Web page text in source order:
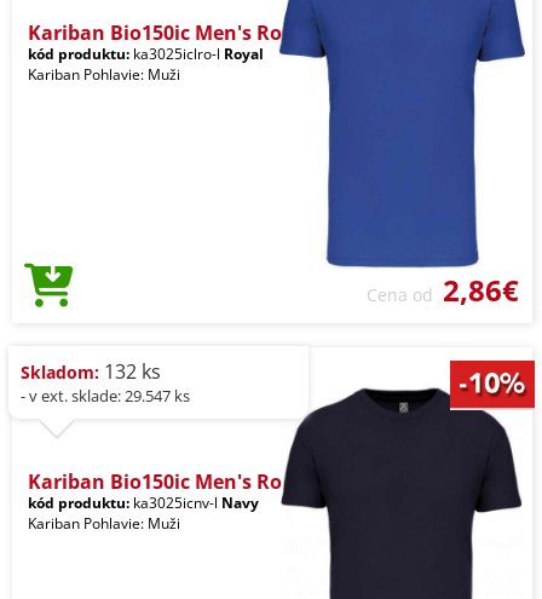
Kariban Bio150ic Men's Ro
kód produktu: ka3025iclro-l Royal
Kariban Pohlavie: Muži
Cena od 2,86€
Skladom: 132 ks
- v ext. sklade: 29.547 ks
Kariban Bio150ic Men's Ro
kód produktu: ka3025icnv-l Navy
Kariban Pohlavie: Muži